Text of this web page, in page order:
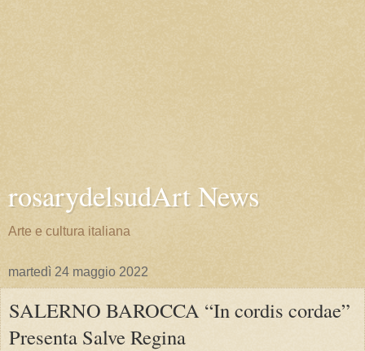
rosarydelsudArt News
Arte e cultura italiana
martedì 24 maggio 2022
SALERNO BAROCCA “In cordis cordae”
Presenta Salve Regina